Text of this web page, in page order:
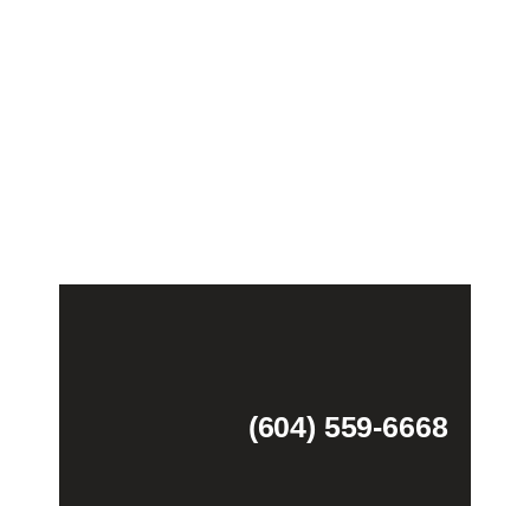
(604) 559-6668